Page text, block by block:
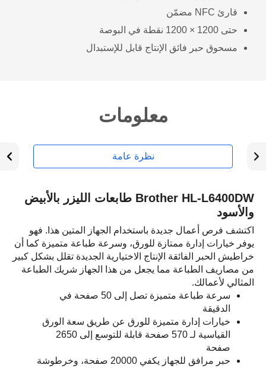
قارئ NFC مضمّن
حتى 1200 × 1200 نقطة في البوصة
مسحوق حبر فائق الإنتاج قابل للإستبدال
معلومات
نظرة عامة
Brother HL-L6400DW طابعات الليزر بالأبيض
والأسود
اكتشف فرص أعمال جديدة باستخدام الجهاز المتين هذا. فهو
يوفر خيارات إدارة ممتازة للورق، وسرعة طباعة متميزة كما أن
خراطيش الحبر الفائقة الإنتاج الاختيارية الجديدة تقلل بشكل كبير
من مصاريف الطباعة مما يجعل من هذا الجهاز شريك الطباعة
المثالي لأعمالك.
سرعة طباعة متميزة تصل إلى 50 صفحة في
الدقيقة
خيارات إدارة متميزة للورق عن طريق سعة الورق
القياسية لـ 570 صفحة قابلة للتوسع إلى 2650
صفحة
حبر مرافق للجهاز يكفي 20000 صفحة، وخرطوشة